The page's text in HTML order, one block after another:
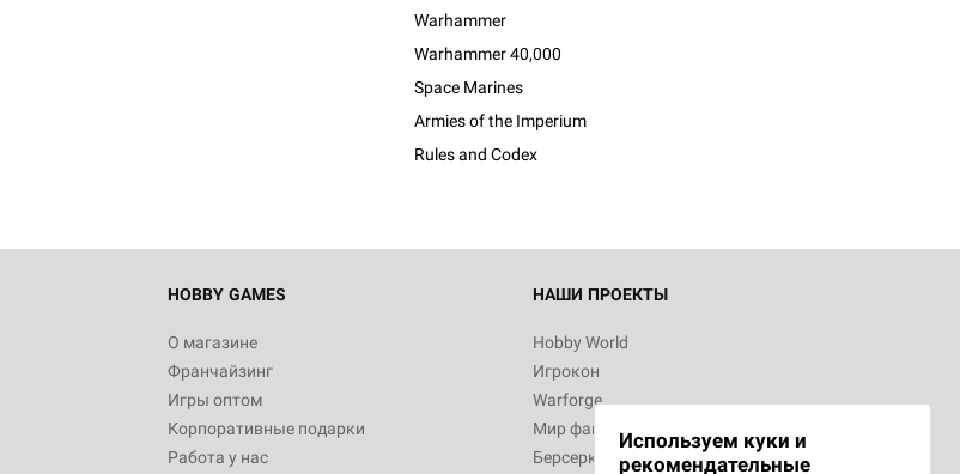
Warhammer
Warhammer 40,000
Space Marines
Armies of the Imperium
Rules and Codex
HOBBY GAMES
О магазине
Франчайзинг
Игры оптом
Корпоративные подарки
Работа у нас
НАШИ ПРОЕКТЫ
Hobby World
Игрокон
Warforge
Мир фантастики
Берсерк
Используем куки и
рекомендательные